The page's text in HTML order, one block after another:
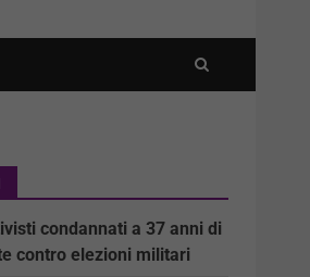
condannati a 37 anni di
contro elezioni militari